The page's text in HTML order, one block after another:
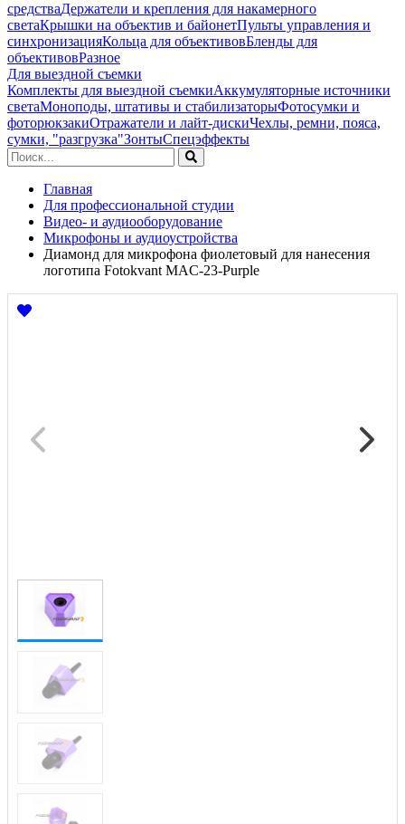
средстваДержатели и крепления для накамерного
светаКрышки на объектив и байонетПульты управления и
синхронизацияКольца для объективовБленды для
объективовРазное
Для выездной съемки
Комплекты для выездной съемкиАккумуляторные источники
светаМоноподы, штативы и стабилизаторыФотосумки и
фоторюкзакиОтражатели и лайт-дискиЧехлы, ремни, пояса,
сумки, "разгрузка"ЗонтыСпецэффекты
Главная
Для профессиональной студии
Видео- и аудиооборудование
Микрофоны и аудиоустройства
Диамонд для микрофона фиолетовый для нанесения
логотипа Fotokvant MAC-23-Purple